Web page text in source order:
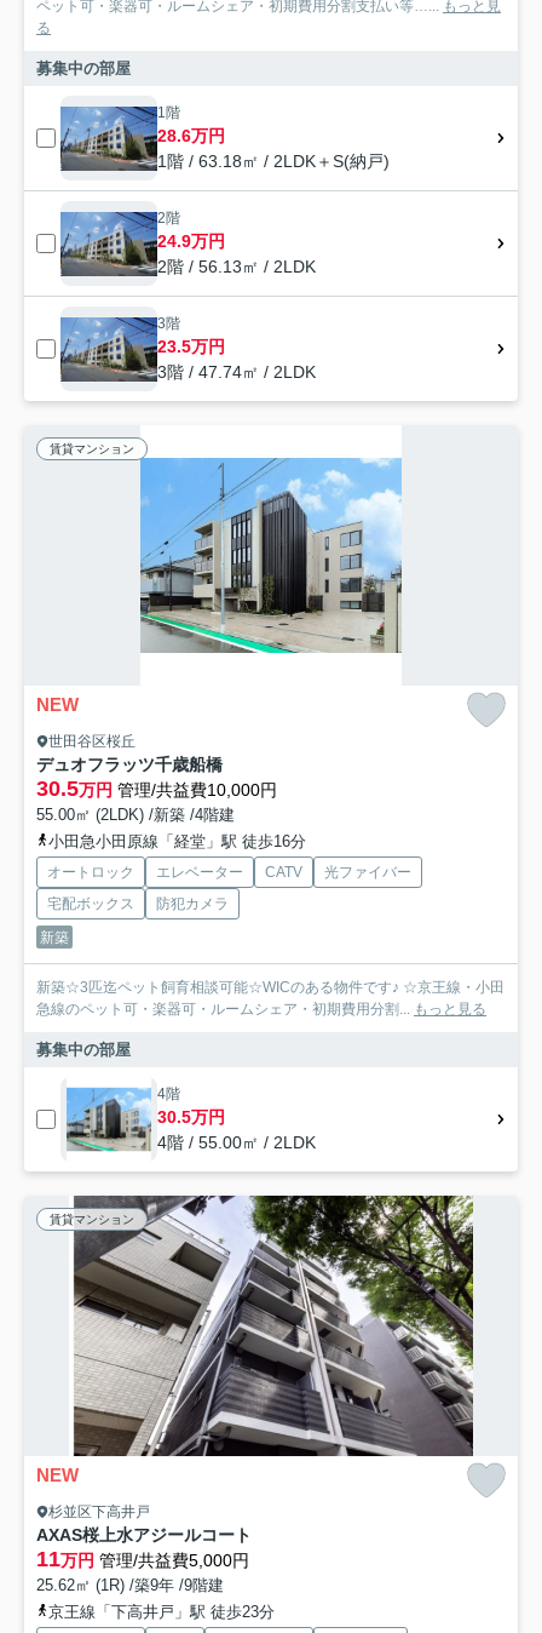
ペット可・楽器可・ルームシェア・初期費用分割支払い等…... もっと見
る
募集中の部屋
1階
28.6万円
1階 / 63.18㎡ / 2LDK＋S(納戸)
2階
24.9万円
2階 / 56.13㎡ / 2LDK
3階
23.5万円
3階 / 47.74㎡ / 2LDK
賃貸マンション
NEW
世田谷区桜丘
デュオフラッツ千歳船橋
30.5万円 管理/共益費10,000円
55.00㎡ (2LDK) /新築 /4階建
小田急小田原線「経堂」駅 徒歩16分
オートロック エレベーター CATV
光ファイバー
宅配ボックス
防犯カメラ
新築
新築☆3匹迄ペット飼育相談可能☆WICのある物件です♪ ☆京王線・小田
急線のペット可・楽器可・ルームシェア・初期費用分割... もっと見る
募集中の部屋
4階
30.5万円
4階 / 55.00㎡ / 2LDK
賃貸マンション
NEW
杉並区下高井戸
AXAS桜上水アジールコート
11万円 管理/共益費5,000円
25.62㎡ (1R) /築9年 /9階建
京王線「下高井戸」駅 徒歩23分